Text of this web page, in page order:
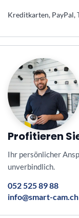
Kreditkarten, PayPal,
Profitieren
Ihr persönlicher
unverbindlich.
052 525 89 88
info@smart-cam.ch